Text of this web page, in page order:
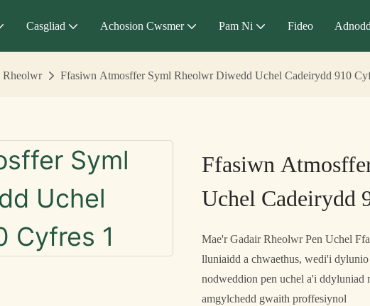
Casgliad Achosion Cwsmer Pam Ni Fideo Adnodd
Rheolwr Ffasiwn Atmosffer Syml Rheolwr Diwedd Uchel Cadeirydd 910
Ffasiwn
Uchel Cadeirydd
Mae'r Gadair Rheolwr Pen Uchel
lluniaidd a chwaethus, wedi'i
nodweddion pen uchel a'i
amgylchedd gwaith proffesiynol